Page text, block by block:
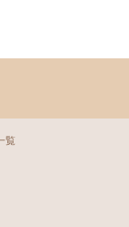
覧